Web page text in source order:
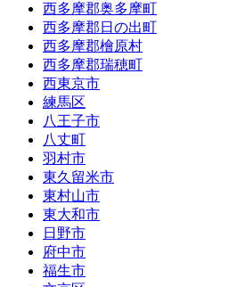
西多摩郡奥多摩町
西多摩郡日の出町
西多摩郡檜原村
西多摩郡瑞穂町
西東京市
練馬区
八王子市
八丈町
羽村市
東久留米市
東村山市
東大和市
日野市
府中市
福生市